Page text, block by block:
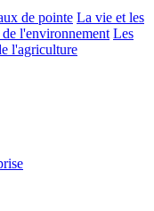
de pointe La vie et les
l'environnement Les
l'agriculture